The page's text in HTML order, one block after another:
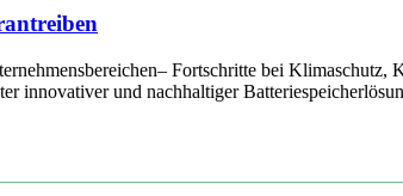
Fortschritte bei
innovativer und nachhaltiger